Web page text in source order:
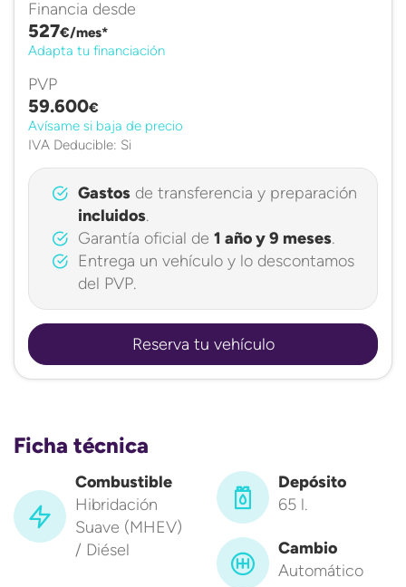
Financia desde
527€/mes*
Adapta tu financiación
PVP
59.600€
Avísame si baja de precio
IVA Deducible: Si
Gastosde transferencia y preparación
incluidos.
Garantía oficial de 1 año y 9 meses.
Entrega un vehículo y lo descontamos
del PVP.
Reserva tu vehículo
Ficha técnica
Combustible
Hibridación
Suave (MHEV)
/ Diésel
Depósito
65 l.
Cambio
Automático